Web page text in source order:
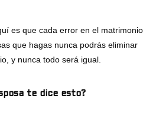
es que cada error en el matrimonio
que hagas nunca podrás eliminar
y nunca todo será igual.
te dice esto?